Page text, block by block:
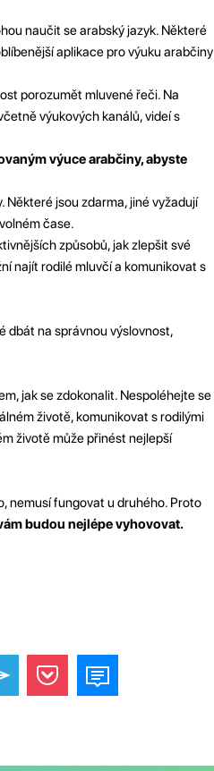
naučit se arabský jazyk. Některé
aplikace pro výuku arabčiny
porozumět mluvené řeči. Na
výukových kanálů, videí s
výuce arabčiny, abyste
jsou zdarma, jiné vyžadují
čase.
způsobů, jak zlepšit své
najít rodilé mluvčí a komunikovat s
dbát na správnou výslovnost,
jak se zdokonalit. Nespoléhejte se
životě, komunikovat s rodilými
životě může přinést nejlepší
nemusí fungovat u druhého. Proto
budou nejlépe vyhovovat.